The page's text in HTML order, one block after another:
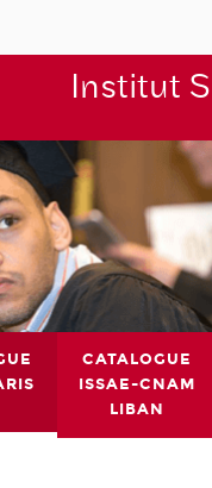
Institut
CATALOGUE
ISSAE-CNAM
LIBAN